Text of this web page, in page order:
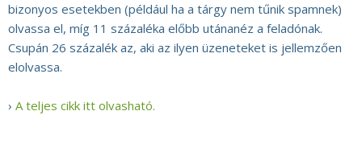
bizonyos esetekben (például ha a tárgy nem tűnik spamnek)
olvassa el, míg 11 százaléka előbb utánanéz a feladónak.
Csupán 26 százalék az, aki az ilyen üzeneteket is jellemzően
elolvassa.
› A teljes cikk itt olvasható.